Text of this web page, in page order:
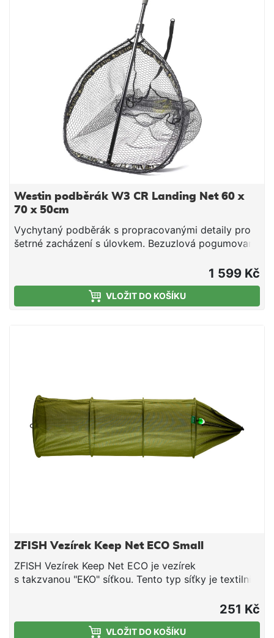
Westin podběrák W3 CR Landing Net 60 x
70 x 50cm
Vychytaný podběrák s propracovanými detaily pro
šetrné zacházení s úlovkem. Bezuzlová pogumovaná
Laserem gravírovaná míra na rukojeti umožňuje
rychlé změření. Jednoduchý, rychlý a spolehlivý
zámek rukojeti. Součástí varianty XL je odnímatelný
1 599 Kč
VLOŽIT DO KOŠÍKU
ZFISH Vezírek Keep Net ECO Small
ZFISH Vezírek Keep Net ECO je vezírek
s takzvanou "EKO" síťkou. Tento typ síťky je textilní a
nejmenší. Tyto "ECO" vezírky jsou tedy díky tomu
naprosto ideální k přechovávání i těch nejmenších
ryb bez toho, aby Vám nechtěně unikly nebo
251 Kč
VLOŽIT DO KOŠÍKU